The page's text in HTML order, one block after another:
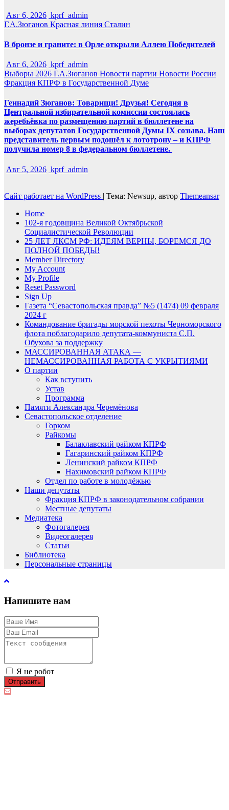
Авг 6, 2026 kprf_admin
Г.А.Зюганов Красная линия Сталин
В бронзе и граните: в Орле открыли Аллею Победителей
Авг 6, 2026 kprf_admin
Выборы 2026 Г.А.Зюганов Новости партии Новости России
Фракция КПРФ в Государственной Думе
Геннадий Зюганов: Товарищи! Друзья! Сегодня в
Центральной избирательной комиссии состоялась
жеребьёвка по размещению партий в бюллетене на
выборах депутатов Государственной Думы IX созыва. Наш
представитель первым подошёл к лототрону – и КПРФ
получила номер 8 в федеральном бюллетене.
Авг 5, 2026 kprf_admin
Сайт работает на WordPress | Тема: Newsup, автор Themeansar
Home
102-я годовщина Великой Октябрьской
Социалистической Революции
25 ЛЕТ ЛКСМ РФ: ИДЕЯМ ВЕРНЫ, БОРЕМСЯ ДО
ПОЛНОЙ ПОБЕДЫ!
Member Directory
My Account
My Profile
Reset Password
Sign Up
Газета “Севастопольская правда” №5 (1474) 09 февраля
2024 г
Командование бригады морской пехоты Черноморского
флота поблагодарило депутата-коммуниста С.П.
Обухова за поддержку
МАССИРОВАННАЯ АТАКА —
НЕМАССИРОВАННАЯ РАБОТА С УКРЫТИЯМИ
О партии
Как вступить
Устав
Программа
Памяти Александра Черемёнова
Севастопольское отделение
Горком
Райкомы
Балаклавский райком КПРФ
Гагаринский райком КПРФ
Ленинский райком КПРФ
Нахимовский райком КПРФ
Отдел по работе в молодёжью
Наши депутаты
Фракция КПРФ в законодательном собрании
Местные депутаты
Медиатека
Фотогалерея
Видеогалерея
Статьи
Библиотека
Персональные страницы
Напишите нам
Я не робот
Отправить